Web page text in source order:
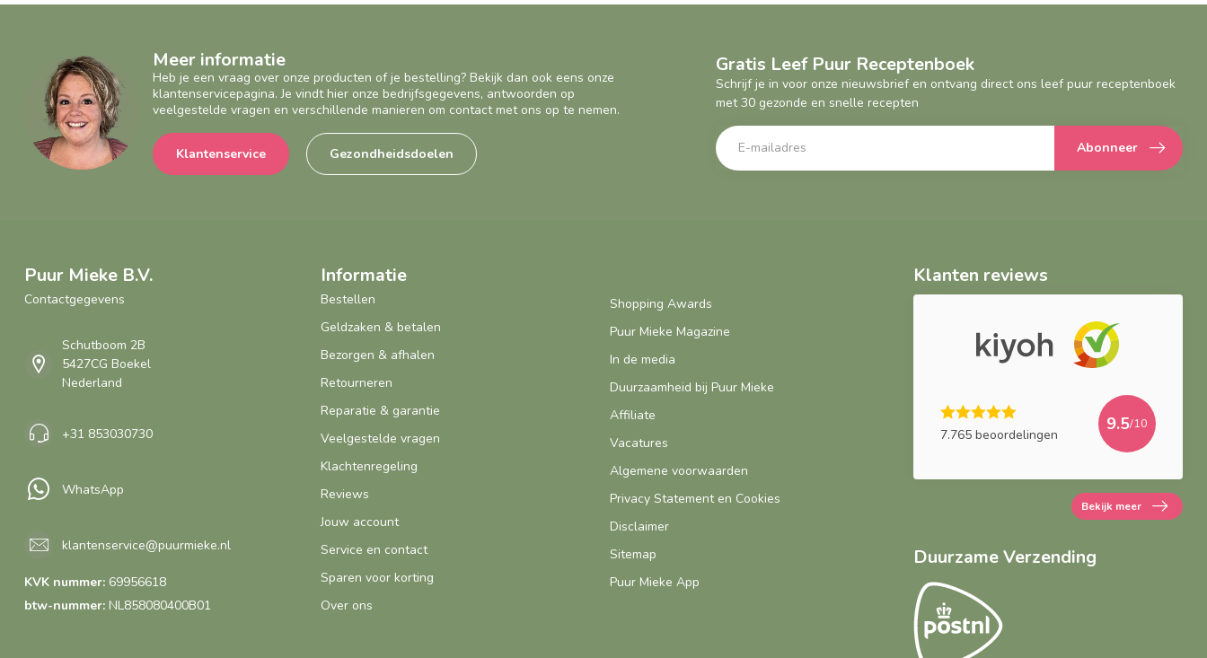
Meer informatie
Heb je een vraag over onze producten of je bestelling? Bekijk dan ook eens onze
klantenservicepagina. Je vindt hier onze bedrijfsgegevens, antwoorden op
veelgestelde vragen en verschillende manieren om contact met ons op te nemen.
Klantenservice Gezondheidsdoelen
Gratis Leef Puur Receptenboek
Schrijf je in voor onze nieuwsbrief en ontvang direct ons leef puur receptenboek
met 30 gezonde en snelle recepten
Abonneer
Puur Mieke B.V.
Contactgegevens
Schutboom 2B
5427CG Boekel
Nederland
+31 853030730
WhatsApp
klantenservice@puurmieke.nl
KVK nummer: 69956618
btw-nummer: NL858080400B01
Informatie
Bestellen
Geldzaken & betalen
Bezorgen & afhalen
Retourneren
Reparatie & garantie
Veelgestelde vragen
Klachtenregeling
Reviews
Jouw account
Service en contact
Sparen voor korting
Over ons
Shopping Awards
Puur Mieke Magazine
In de media
Duurzaamheid bij Puur Mieke
Affiliate
Vacatures
Algemene voorwaarden
Privacy Statement en Cookies
Disclaimer
Sitemap
Puur Mieke App
Klanten reviews
7.765 beoordelingen
9.5/10
Bekijk meer
Duurzame Verzending